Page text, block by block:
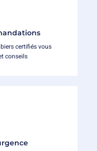
certifiés vous
conseils